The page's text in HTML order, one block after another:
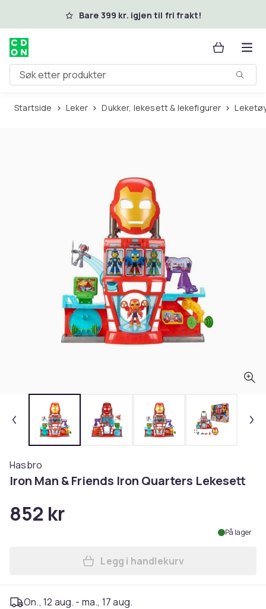
Hopp til hovedinnholdBare 399 kr. igjen til fri frakt!
Søk etter produkter
Startside Leker Dukker, lekesett & lekefigurer
Hasbro
Iron Man & Friends Iron Quarters Lekesett
852 kr
På lager
Legg Iron Man & Friends
Legg i handlekurv
On., 12 aug. - ma., 17 aug.